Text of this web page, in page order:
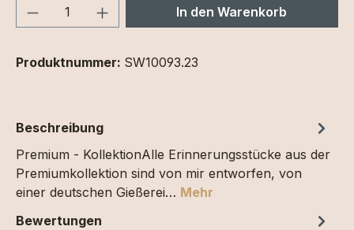
Produkt Anzahl: Gib denIn den Warenkorb
Produktnummer: SW10093.23
Beschreibung
Premium - KollektionAlle Erinnerungsstücke aus der
Premiumkollektion sind von mir entworfen, von
einer deutschen Gießerei… Mehr
Bewertungen